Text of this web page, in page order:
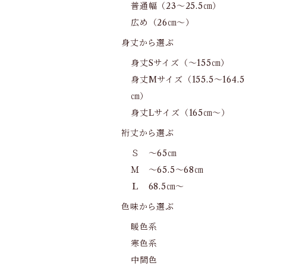
普通幅（23～25.5㎝）
広め（26㎝～）
身丈から選ぶ
身丈Sサイズ（～155㎝）
身丈Mサイズ（155.5～164.5
㎝）
身丈Lサイズ（165㎝～）
裄丈から選ぶ
Ｓ ～65㎝
Ｍ ～65.5～68㎝
Ｌ 68.5㎝～
色味から選ぶ
暖色系
寒色系
中間色